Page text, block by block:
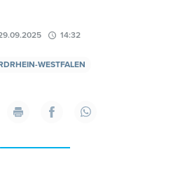
14:32
WESTFALEN